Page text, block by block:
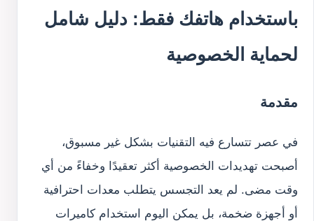
باستخدام هاتفك فقط: دليل شامل
لحماية الخصوصية
مقدمة
في عصر تتسارع فيه التقنيات بشكل غير مسبوق،
أصبحت تهديدات الخصوصية أكثر تعقيدًا وخفاءً من أي
وقت مضى. لم يعد التجسس يتطلب معدات احترافية
أو أجهزة ضخمة، بل يمكن اليوم استخدام كاميرات